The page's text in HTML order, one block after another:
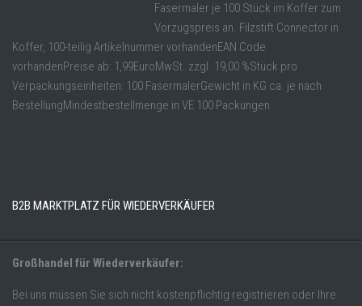
Fasermaler je 100 Stück im Koffer zum
Vorzugspreis an. Filzstift Connector in
Koffer, 100-teilig Artikelnummer vorhandenEAN Code
vorhandenPreise ab: 1,99EuroMwSt. zzgl. 19,00 %Stück pro
Verpackungseinheiten: 100 FasermalerGewicht in KG ca. je nach
BestellungMindestbestellmenge in VE 100 Packungen
B2B MARKTPLATZ FÜR WIEDERVERKÄUFER
Großhandel für Wiederverkäufer:
Bei uns müssen Sie sich nicht kostenpflichtig registrieren oder Ihre